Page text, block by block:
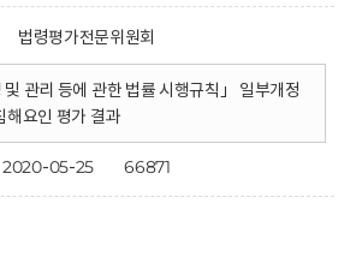
법령평가전문위원회
및 관리 등에 관한 법률 시행규칙」 일부개정
해요인 평가 결과
2020-05-25 66871